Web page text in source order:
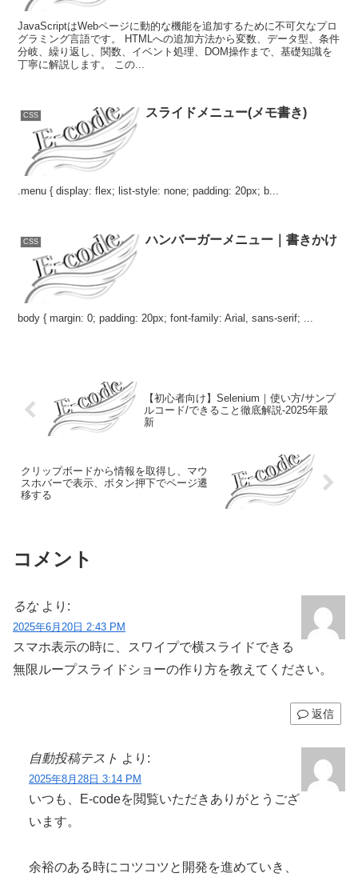
JavaScriptはWebページに動的な機能を追加するために不可欠なプロ
グラミング言語です。 HTMLへの追加方法から変数、データ型、条件
分岐、繰り返し、関数、イベント処理、DOM操作まで、基礎知識を
丁寧に解説します。 この...
CSS スライドメニュー(メモ書き)
.menu { display: flex; list-style: none; padding: 20px; b...
CSS ハンバーガーメニュー｜書きかけ
body { margin: 0; padding: 20px; font-family: Arial, sans-serif; ...
【初心者向け】Selenium｜使い方/サンプ
ルコード/できること徹底解説-2025年最
新
クリップボードから情報を取得し、マウ
スホバーで表示、ボタン押下でページ遷
移する
コメント
るな より:
2025年6月20日 2:43 PM
スマホ表示の時に、スワイプで横スライドできる
無限ループスライドショーの作り方を教えてください。
返信
自動投稿テスト より:
2025年8月28日 3:14 PM
いつも、E-codeを閲覧いただきありがとうござ
います。
余裕のある時にコツコツと開発を進めていき、